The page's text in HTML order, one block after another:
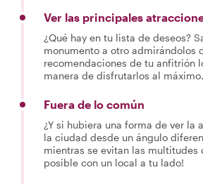
Ver las principales
¿Qué hay en tu lista de deseos?
monumento a otro admirándolos
recomendaciones de tu anfitrión
manera de disfrutarlos al máximo.
Fuera de lo común
¿Y si hubiera una forma de ver
la ciudad desde un ángulo
mientras se evitan las multitudes
posible con un local a tu lado!